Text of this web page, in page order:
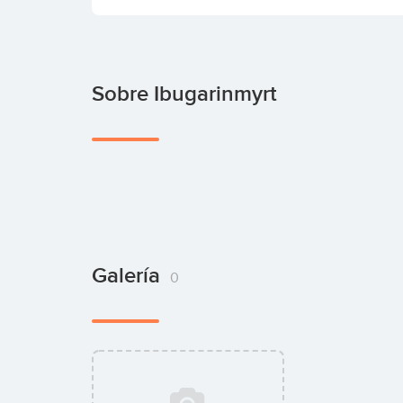
Sobre Ibugarinmyrt
Galería 0